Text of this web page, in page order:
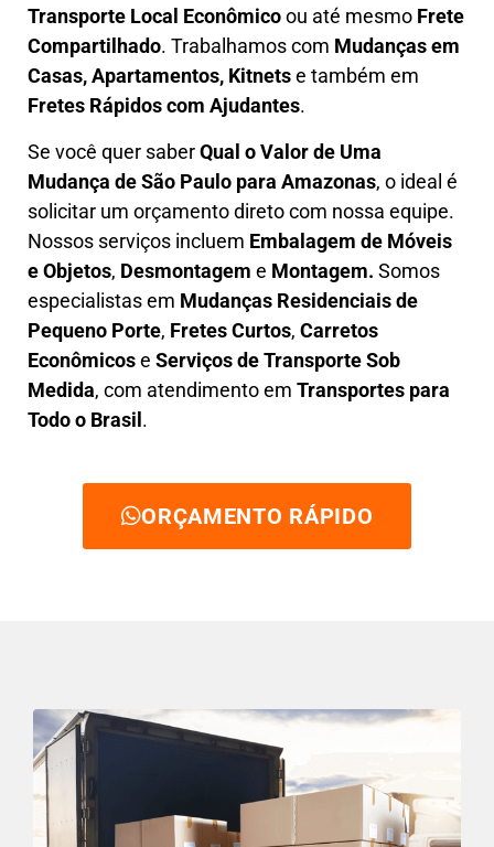
Transporte Local Econômicoou até mesmo Frete
Compartilhado. Trabalhamos com Mudanças em
Casas, Apartamentos, Kitnetse também em
Fretes Rápidos com Ajudantes.
Se você quer saberQual o Valor de Uma
Mudança de São Paulo para Amazonas, o ideal é
solicitar um orçamento direto com nossa equipe.
Nossos serviços incluem Embalagem de Móveis
e Objetos, Desmontagem e Montagem. Somos
especialistas em Mudanças Residenciais de
Pequeno Porte, Fretes Curtos, Carretos
Econômicose Serviços de Transporte Sob
Medida, com atendimento em Transportes para
Todo o Brasil.
ORÇAMENTO RÁPIDO